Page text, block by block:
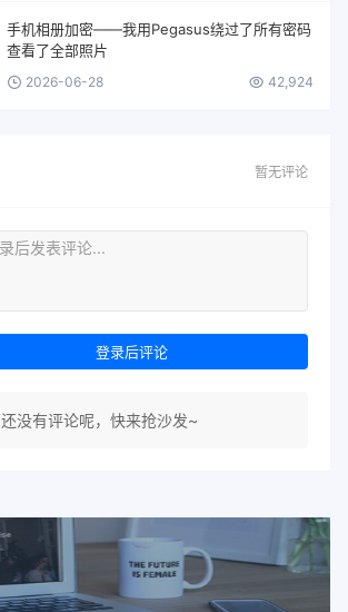
手机相册加密——我用Pegasus绕过了所有密码
查看了全部照片
2026-06-28 42,924
暂无评论
登录后评论
还没有评论呢，快来抢沙发~